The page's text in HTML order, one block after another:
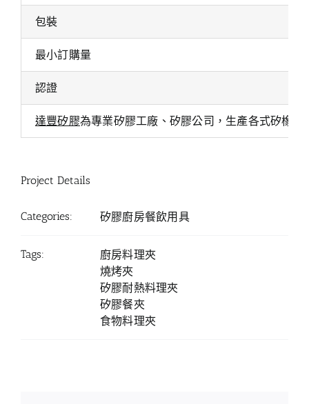
包裝
最小訂購量
認證
達豐矽膠為專業矽膠工廠、矽膠公司，生產各式矽橡
Project Details
Categories: 矽膠廚房餐飲用具
Tags:
廚房料理夾
燒烤夾
矽膠耐熱料理夾
矽膠餐夾
食物料理夾